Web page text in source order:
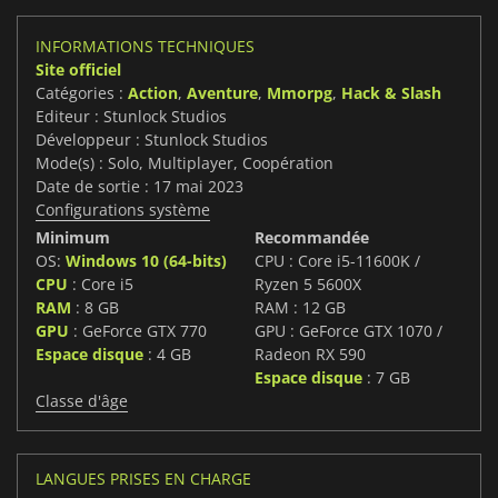
INFORMATIONS TECHNIQUES
Site officiel
Catégories : Action, Aventure, Mmorpg, Hack & Slash
Editeur : Stunlock Studios
Développeur : Stunlock Studios
Mode(s) : Solo, Multiplayer, Coopération
Date de sortie : 17 mai 2023
Configurations système
Minimum
OS: Windows 10 (64-bits)
CPU : Core i5
RAM : 8 GB
GPU : GeForce GTX 770
Espace disque : 4 GB
Recommandée
CPU : Core i5-11600K /
Ryzen 5 5600X
RAM : 12 GB
GPU : GeForce GTX 1070 /
Radeon RX 590
Espace disque : 7 GB
Classe d'âge
LANGUES PRISES EN CHARGE